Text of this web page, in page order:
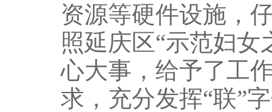
资源等硬件设施，
照延庆区“示范妇
心大事，给予了工
求，充分发挥“联”